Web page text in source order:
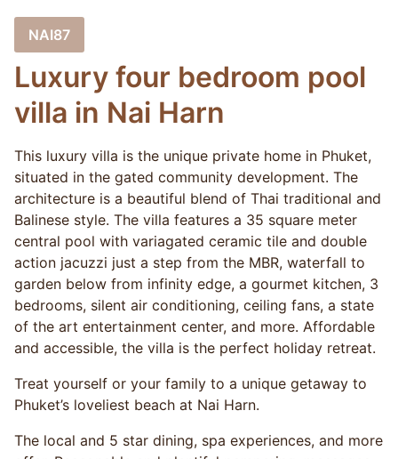
NAI87
Luxury four bedroom pool
villa in Nai Harn
This luxury villa is the unique private home in Phuket,
situated in the gated community development. The
architecture is a beautiful blend of Thai traditional and
Balinese style. The villa features a 35 square meter
central pool with variagated ceramic tile and double
action jacuzzi just a step from the MBR, waterfall to
garden below from infinity edge, a gourmet kitchen, 3
bedrooms, silent air conditioning, ceiling fans, a state
of the art entertainment center, and more. Affordable
and accessible, the villa is the perfect holiday retreat.
Treat yourself or your family to a unique getaway to
Phuket’s loveliest beach at Nai Harn.
The local and 5 star dining, spa experiences, and more